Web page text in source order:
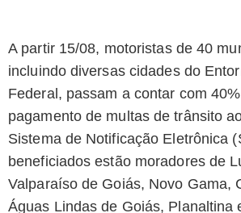
A partir 15/08, motoristas de 40
incluindo diversas cidades do
Federal, passam a contar com
pagamento de multas de trânsito
Sistema de Notificação Eletrônica
beneficiados estão moradores de
Valparaíso de Goiás, Novo Gama,
Águas Lindas de Goiás, Planaltina